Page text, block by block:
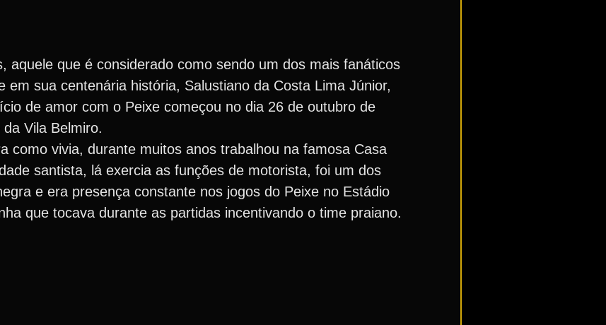
aquele que é considerado como sendo um dos mais fanáticos
sua centenária história, Salustiano da Costa Lima Júnior,
de amor com o Peixe começou no dia 26 de outubro de
Vila Belmiro.
como vivia, durante muitos anos trabalhou na famosa Casa
santista, lá exercia as funções de motorista, foi um dos
e era presença constante nos jogos do Peixe no Estádio
que tocava durante as partidas incentivando o time praiano.